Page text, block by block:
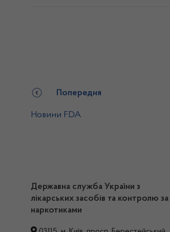
Попередня
Новини FDA
Державна служба України з
лікарських засобів та контролю за
наркотиками